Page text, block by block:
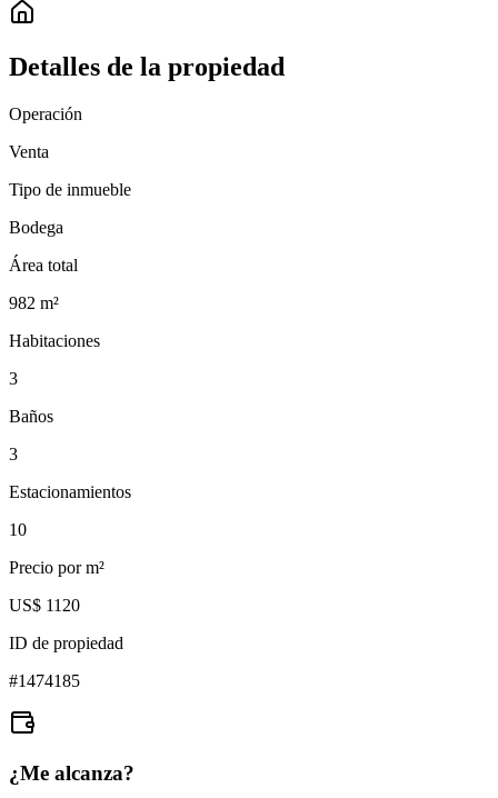
Detalles de la propiedad
Operación
Venta
Tipo de inmueble
Bodega
Área total
982 m²
Habitaciones
3
Baños
3
Estacionamientos
10
Precio por m²
US$ 1120
ID de propiedad
#1474185
¿Me alcanza?